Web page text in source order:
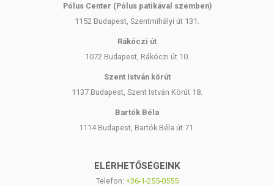
Pólus Center (Pólus patikával szemben)
1152 Budapest, Szentmihályi út 131.
Rákóczi út
1072 Budapest, Rákóczi út 10.
Szent István körút
1137 Budapest, Szent István Körút 18.
Bartók Béla
1114 Budapest, Bartók Béla út 71.
ELÉRHETŐSÉGEINK
Telefon: +36-1-255-0555